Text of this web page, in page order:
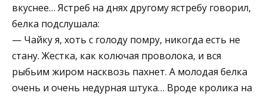
вкуснее… Ястреб на днях другому ястребу говорил,
белка подслушала:
— Чайку я, хоть с голоду помру, никогда есть не
стану. Жестка, как колючая проволока, и вся
рыбьим жиром насквозь пахнет. А молодая белка
очень и очень недурная штука… Вроде кролика на